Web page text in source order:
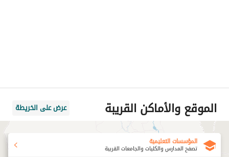
الموقع والأماكن القريبة عرض على الخريطة
المؤسسات التعليمية
تصفح المدارس والكليات والجامعات القريبة